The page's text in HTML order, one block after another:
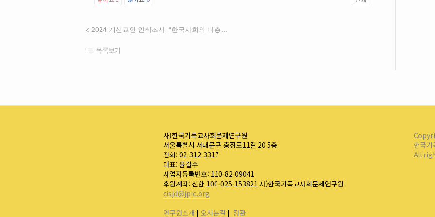
목록보기
사)한국기독교사회문제연구원
서울특별시 서대문구 충정로11길 20 5층
전화: 02-312-3317
대표: 윤길수
사업자등록번호: 110-82-09041
후원계좌: 신한 100-025-153821 사)한국기독교사회문제연구원
cisjd@jpic.org
연구원소개 | 오시는길 | 정관
한국기
All